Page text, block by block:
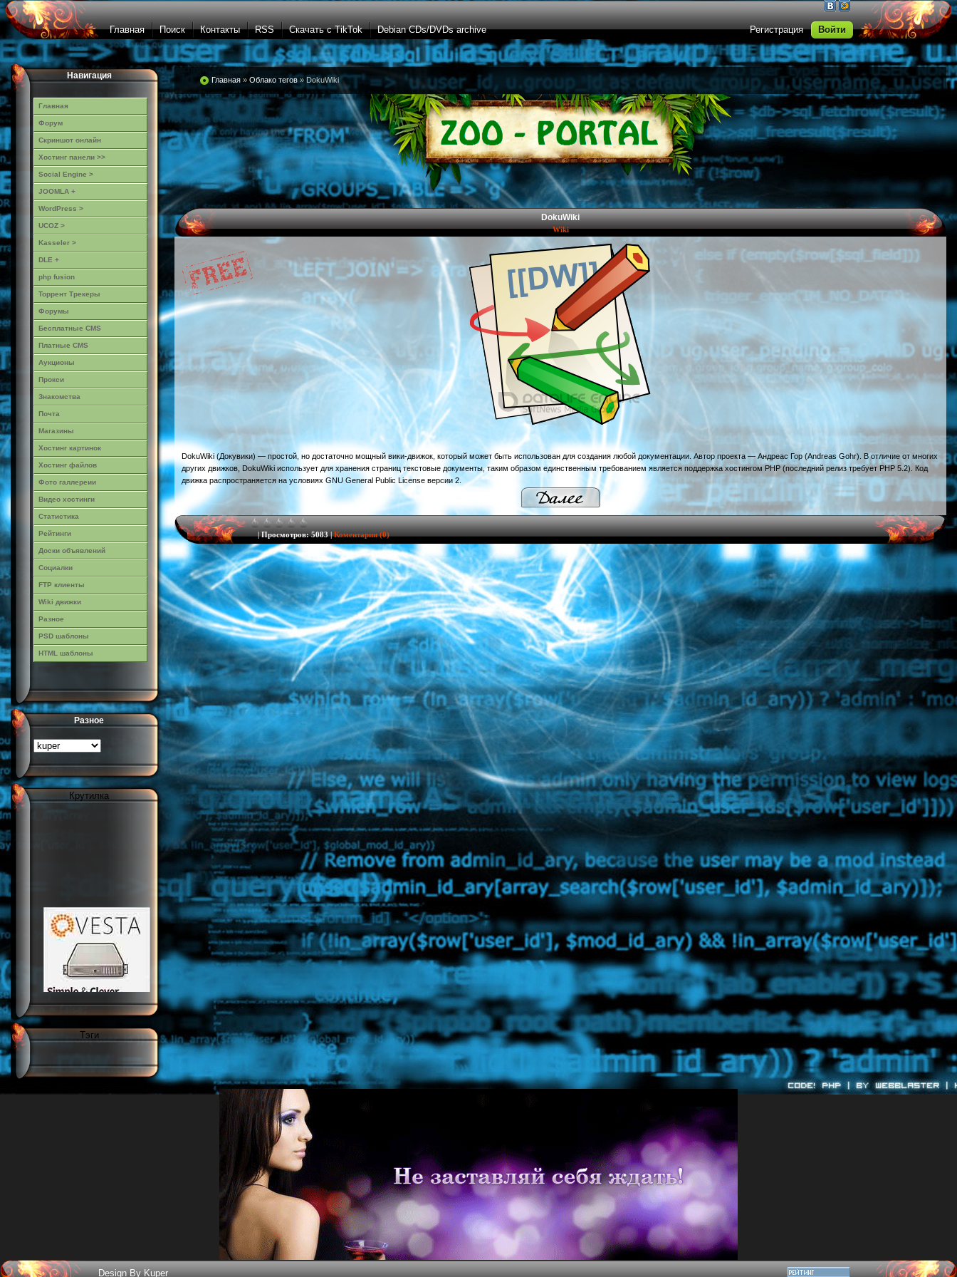
Регистрация Войти
Главная Поиск Контакты RSS Скачать с TikTok Debian CDs/DVDs archive
Главная »Облако тегов» DokuWiki
DokuWiki
Wiki
DokuWiki (Докувики) — простой, но достаточно мощный вики-движок, который может быть использован для создания любой документации. Автор проекта — Андреас Гор (Andreas Gohr). В отличие от многих
других движков, DokuWiki использует для хранения страниц текстовые документы, таким образом единственным требованием является поддержка хостингом PHP (последний релиз требует PHP 5.2). Код
движка распространяется на условиях GNU General Public License версии 2.
|Просмотров:5083 |Коментарии (0)
Навигация
Главная
Форум
Скриншот онлайн
Хостинг панели >>
Social Engine >
JOOMLA +
WordPress >
UCOZ >
Kasseler >
DLE +
php fusion
Торрент Трекеры
Форумы
Бесплатные CMS
Платные CMS
Аукционы
Прокси
Знакомства
Почта
Магазины
Хостинг картинок
Хостинг файлов
Фото галлереии
Видео хостинги
Статистика
Рейтинги
Доски объявлений
Социалки
FTP клиенты
Wiki движки
Разное
PSD шаблоны
HTML шаблоны
Разное
Крутилка
Тэги
Design By Kuper